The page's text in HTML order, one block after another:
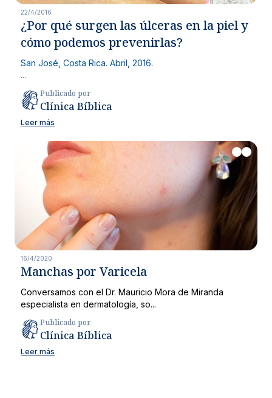
22/4/2016
¿Por qué surgen las úlceras en la piel y
cómo podemos prevenirlas?
San José, Costa Rica. Abril, 2016.
Publicado por
Clínica Bíblica
Leer más
16/4/2020
Manchas por Varicela
Conversamos con el Dr. Mauricio Mora de Miranda
especialista en dermatología, so...
Publicado por
Clínica Bíblica
Leer más